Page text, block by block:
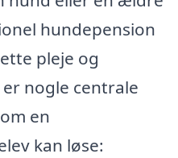
hundepension
pleje og
nogle centrale
en
kan løse: